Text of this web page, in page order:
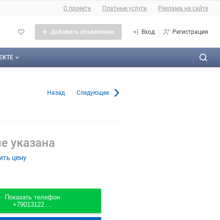
О сайте
О проекте Платные услуги Реклама на сайте
Добавить объявление Вход Регистрация
на сайте
сайта
Петербурге
Назад Следующее
указана
цену
Показать телефон
+79013122....